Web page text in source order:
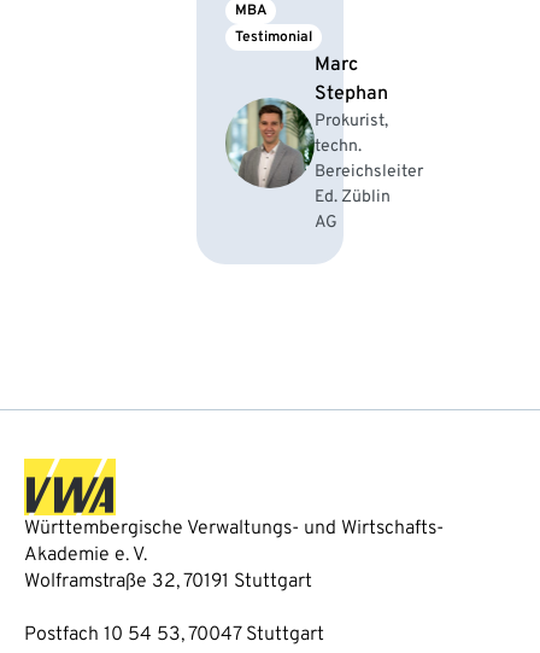
MBA
Testimonial
Marc
Stephan
Prokurist,
techn.
Bereichsleiter
Ed. Züblin
AG
Württembergische Verwaltungs- und Wirtschafts-
Akademie e. V.
Wolframstraße 32, 70191 Stuttgart
Postfach 10 54 53, 70047 Stuttgart